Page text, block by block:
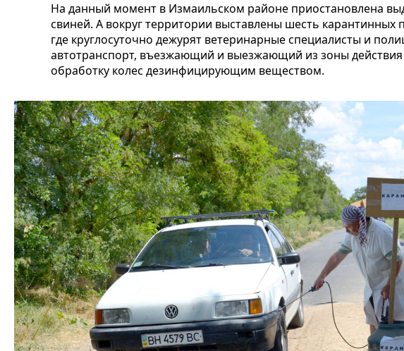
На данный момент в Измаильском районе приостановлена
свиней. А вокруг территории выставлены шесть карантинных
где круглосуточно дежурят ветеринарные специалисты и
автотранспорт, въезжающий и выезжающий из зоны действия
обработку колес дезинфицирующим веществом.